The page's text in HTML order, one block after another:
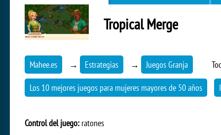
Tropical Merge
Mahee.es → Estrategias → Juegos Granja
Los 10 mejores juegos para mujeres mayores de 50 años
Control del juego: ratones